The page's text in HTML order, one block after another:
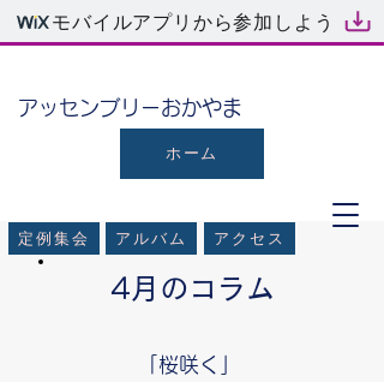
モバイルアプリから参加しよう
定例集会 アクセス
​アッセンブリーおかやま
アルバム
ホーム
4月のコラム
「桜咲く」